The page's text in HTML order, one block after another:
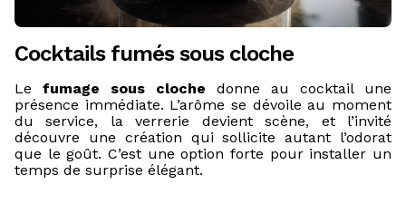
Cocktails fumés sous cloche
Le fumage sous cloche donne au cocktail une
présence immédiate. L’arôme se dévoile au moment
du service, la verrerie devient scène, et l’invité
découvre une création qui sollicite autant l’odorat
que le goût. C’est une option forte pour installer un
temps de surprise élégant.